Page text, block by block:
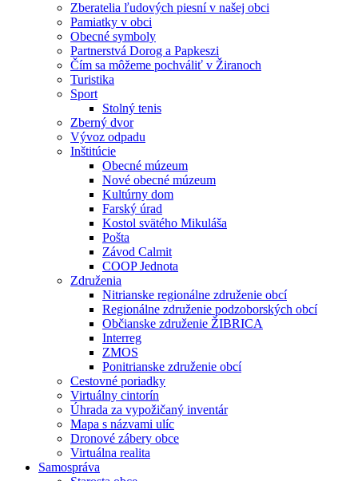
Zberatelia ľudových piesní v našej obci
Pamiatky v obci
Obecné symboly
Partnerstvá Dorog a Papkeszi
Čím sa môžeme pochváliť v Žiranoch
Turistika
Sport
Stolný tenis
Zberný dvor
Vývoz odpadu
Inštitúcie
Obecné múzeum
Nové obecné múzeum
Kultúrny dom
Farský úrad
Kostol svätého Mikuláša
Pošta
Závod Calmit
COOP Jednota
Združenia
Nitrianske regionálne združenie obcí
Regionálne združenie podzoborských obcí
Občianske združenie ŽIBRICA
Interreg
ZMOS
Ponitrianske združenie obcí
Cestovné poriadky
Virtuálny cintorín
Úhrada za vypožičaný inventár
Mapa s názvami ulíc
Dronové zábery obce
Virtuálna realita
Samospráva